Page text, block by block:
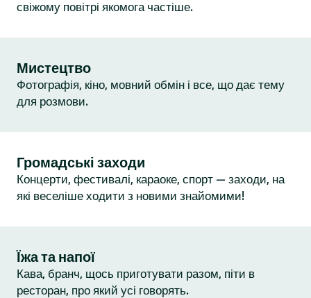
свіжому повітрі якомога частіше.
Мистецтво
Фотографія, кіно, мовний обмін і все, що дає тему
для розмови.
Громадські заходи
Концерти, фестивалі, караоке, спорт — заходи, на
які веселіше ходити з новими знайомими!
Їжа та напої
Кава, бранч, щось приготувати разом, піти в
ресторан, про який усі говорять.